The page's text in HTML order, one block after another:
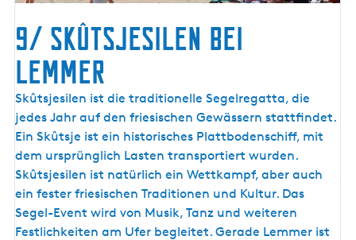
9/ Skûtsjesilen bei
Lemmer
9
/
S
k
û
t
s
j
Skûtsjesilen ist die traditionelle Segelregatta, die
jedes Jahr auf den friesischen Gewässern stattfindet.
Ein Skûtsje ist ein historisches Plattbodenschiff, mit
dem ursprünglich Lasten transportiert wurden.
Skûtsjesilen ist natürlich ein Wettkampf, aber auch
ein fester friesischen Traditionen und Kultur. Das
Segel-Event wird von Musik, Tanz und weiteren
Festlichkeiten am Ufer begleitet. Gerade Lemmer ist